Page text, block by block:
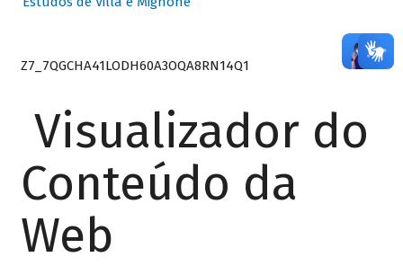
Z7_7QGCHA41LODH60A3OQA8RN14Q1
Visualizador do
Conteúdo da
Web